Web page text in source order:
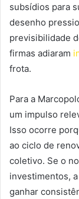
subsídios para
desenho
previsibilidade
firmas adiaram
frota.
Para a
um impulso
Isso ocorre
ao ciclo de
coletivo. Se o
investimentos,
ganhar